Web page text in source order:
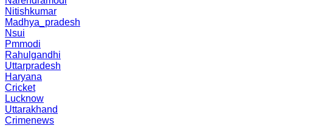
Nitishkumar
Madhya_pradesh
Nsui
Pmmodi
Rahulgandhi
Uttarpradesh
Haryana
Cricket
Lucknow
Uttarakhand
Crimenews